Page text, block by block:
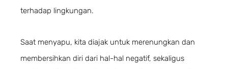
terhadap lingkungan.
Saat menyapu, kita diajak untuk merenungkan dan
membersihkan diri dari hal-hal negatif, sekaligus